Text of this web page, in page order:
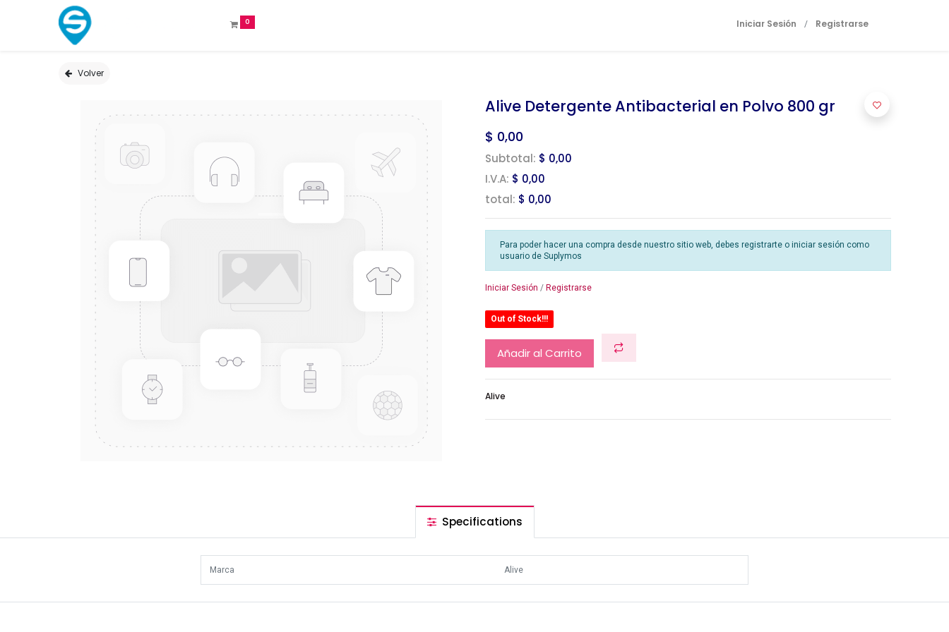
0 Iniciar Sesión / Registrarse
Volver
Alive Detergente Antibacterial en Polvo 800 gr
$ 0,00
Subtotal: $ 0,00
I.V.A: $ 0,00
total: $ 0,00
Para poder hacer una compra desde nuestro sitio web, debes registrarte o iniciar sesión como
usuario de Suplymos
Iniciar Sesión / Registrarse
Out of Stock!!!
Añadir al Carrito
Alive
Specifications
Marca Alive